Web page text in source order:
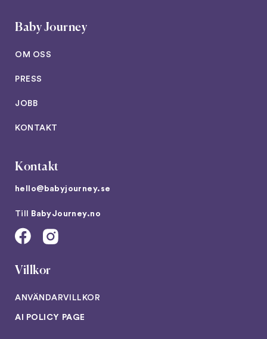
Baby Journey
OM OSS
PRESS
JOBB
KONTAKT
Kontakt
hello@babyjourney.se
Till BabyJourney.no
Villkor
ANVÄNDARVILLKOR
AI POLICY PAGE